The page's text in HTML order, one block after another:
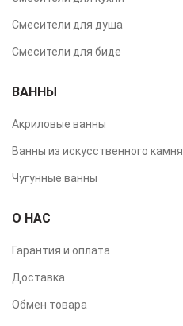
Смесители для душа
Смесители для биде
ВАННЫ
Акриловые ванны
Ванны из искусственного камня
Чугунные ванны
О НАС
Гарантия и оплата
Доставка
Обмен товара